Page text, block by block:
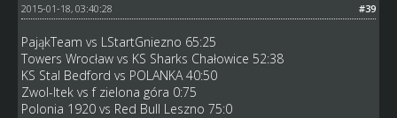
#39
2015-01-18, 03:40:28
PająkTeam vs LStartGniezno 65:25
Towers Wrocław vs KS Sharks Chałowice 52:38
KS Stal Bedford vs POLANKA 40:50
Zwol-Itek vs f zielona góra 0:75
Polonia 1920 vs Red Bull Leszno 75:0